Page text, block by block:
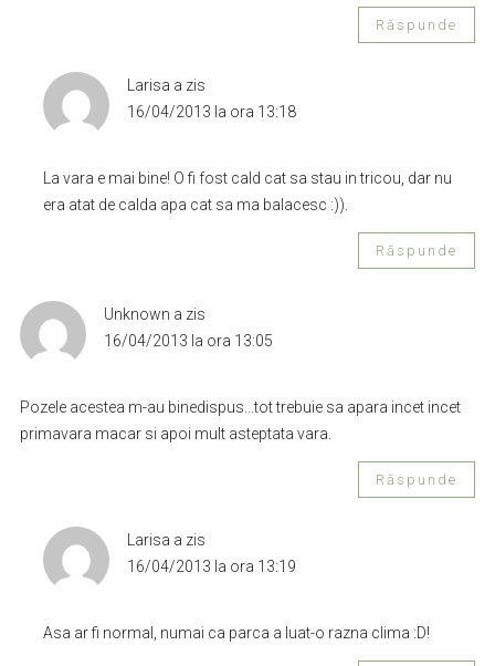
Răspunde
Larisa a zis
16/04/2013 la ora 13:18
La vara e mai bine! O fi fost cald cat sa stau in tricou, dar nu
era atat de calda apa cat sa ma balacesc :)).
Răspunde
Unknown a zis
16/04/2013 la ora 13:05
Pozele acestea m-au binedispus…tot trebuie sa apara incet incet
primavara macar si apoi mult asteptata vara.
Răspunde
Larisa a zis
16/04/2013 la ora 13:19
Asa ar fi normal, numai ca parca a luat-o razna clima :D!